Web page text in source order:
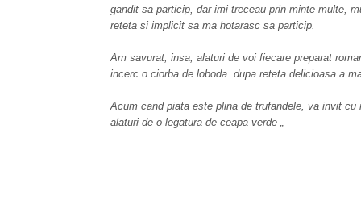
gandit sa particip, dar imi treceau prin minte multe,
reteta si implicit sa ma hotarasc sa particip.
Am savurat, insa, alaturi de voi fiecare preparat
incerc o ciorba de loboda dupa reteta delicioasa a
Acum cand piata este plina de trufandele, va invit
alaturi de o legatura de ceapa verde „